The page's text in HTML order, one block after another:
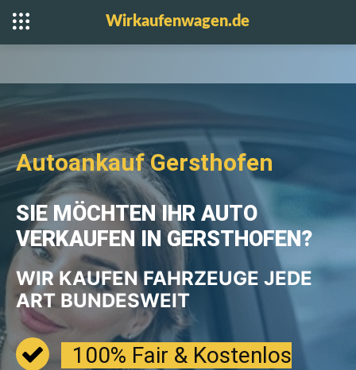
Wirkaufenwagen.de
Autoankauf Gersthofen
SIE MÖCHTEN IHR AUTO
VERKAUFEN IN GERSTHOFEN?
WIR KAUFEN FAHRZEUGE JEDE
ART BUNDESWEIT
100% Fair & Kostenlos